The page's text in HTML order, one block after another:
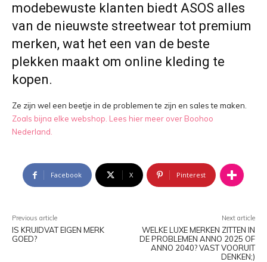
modebewuste klanten biedt ASOS alles
van de nieuwste streetwear tot premium
merken, wat het een van de beste
plekken maakt om online kleding te
kopen.
Ze zijn wel een beetje in de problemen te zijn en sales te maken.
Zoals bijna elke webshop. Lees hier meer over Boohoo
Nederland.
Facebook X Pinterest
Previous article
IS KRUIDVAT EIGEN MERK
GOED?
Next article
WELKE LUXE MERKEN ZITTEN IN
DE PROBLEMEN ANNO 2025 OF
ANNO 2040? VAST VOORUIT
DENKEN;)